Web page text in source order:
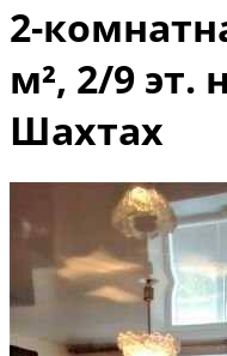
2-
м², 2/9 эт.
Шахтах